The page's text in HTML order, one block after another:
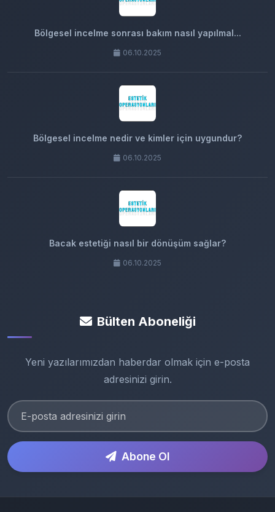
Bölgesel incelme sonrası bakım nasıl yapılmal...
06.10.2025
Bölgesel incelme nedir ve kimler için uygundur?
06.10.2025
Bacak estetiği nasıl bir dönüşüm sağlar?
06.10.2025
Bülten Aboneliği
Yeni yazılarımızdan haberdar olmak için e-posta
adresinizi girin.
Abone Ol